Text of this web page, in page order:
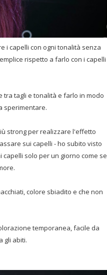
i capelli con ogni tonalità senza
rispetto a farlo con i capelli
tra tagli e tonalità e farlo in modo
sperimentare.
strong per realizzare l'effetto
sui capelli - ho subito visto
solo per un giorno come se
colore sbiadito e che non
temporanea, facile da
gli abiti.